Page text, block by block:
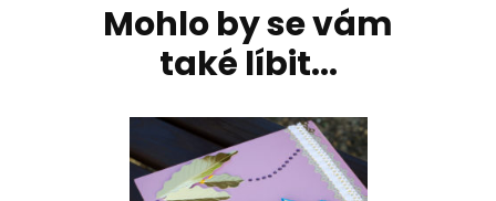
Mohlo by se vám
také líbit...